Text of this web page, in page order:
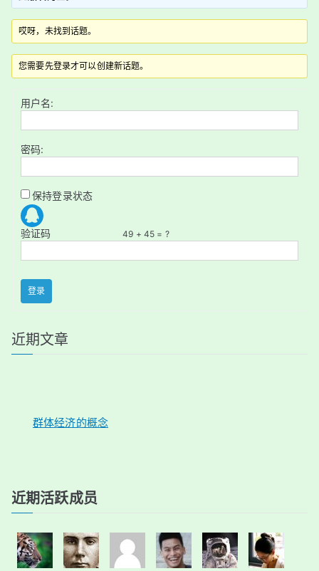
哎呀，未找到话题。
您需要先登录才可以创建新话题。
用户名:
密码:
保持登录状态
验证码 49 + 45 = ?
登录
近期文章
群体经济的概念
近期活跃成员